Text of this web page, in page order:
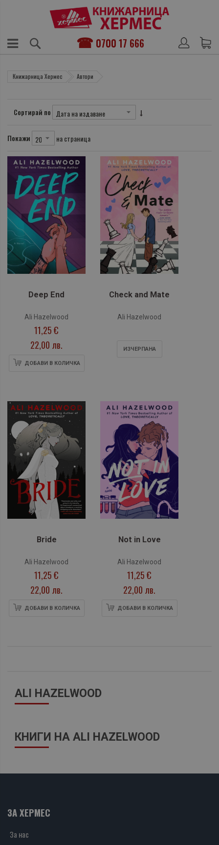
0700 17 666
Книжарница Хермес Автори
Сортирай по
Покажи на страница
Deep End
Ali Hazelwood
11,25 €
22,00 лв.
ДОБАВИ В КОЛИЧКА
Check and Mate
Ali Hazelwood
ИЗЧЕРПАНA
Bride
Ali Hazelwood
11,25 €
22,00 лв.
ДОБАВИ В КОЛИЧКА
Not in Love
Ali Hazelwood
11,25 €
22,00 лв.
ДОБАВИ В КОЛИЧКА
ALI HAZELWOOD
КНИГИ НА ALI HAZELWOOD
ЗА ХЕРМЕС
За нас